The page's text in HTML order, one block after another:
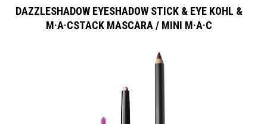
DAZZLESHADOW EYESHADOW STICK & EYE KOHL &
M·A·CSTACK MASCARA / MINI M·A·C